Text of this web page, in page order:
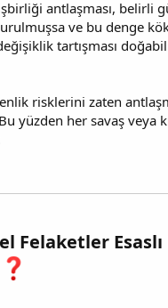
antlaşması, belirli
ve bu denge
tartışması
risklerini zaten
yüzden her savaş veya
Felaketler